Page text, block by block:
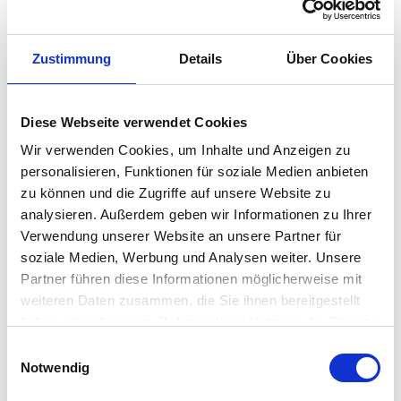
Zustimmung Details Über Cookies
Diese Webseite verwendet Cookies
Wir verwenden Cookies, um Inhalte und Anzeigen zu
personalisieren, Funktionen für soziale Medien anbieten
zu können und die Zugriffe auf unsere Website zu
analysieren. Außerdem geben wir Informationen zu Ihrer
Verwendung unserer Website an unsere Partner für
soziale Medien, Werbung und Analysen weiter. Unsere
Partner führen diese Informationen möglicherweise mit
weiteren Daten zusammen, die Sie ihnen bereitgestellt
Datenschutzerklärung
Notwendig
Ist die Fatboy Bolleke Mini la Surprise dimmbar?
Ja, dieFatboy Lampe
Bolleke Mini la Surprise bietet dimmbares
Licht mit drei Helligkeitsstufen. So können Sie die
Lichtintensität nach Ihren Wünschen anpassen. Mit einer
Akkulaufzeit von bis zu 24 Stunden bleibt die Stimmung lange
erhalten.
Besonderheit
dimmbar mit drei Stufen
bietet bis zu 24 Stunden Stimmungslicht
spendet gleichmäßiges Licht über die gesamte Kugel